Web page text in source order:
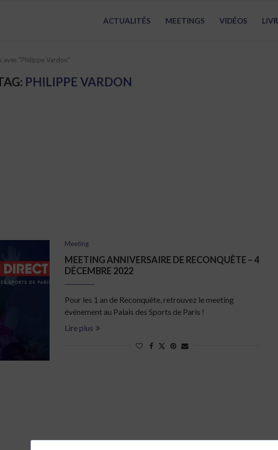
ACTUALITÉS MEETINGS VIDÉOS
avec "Philippe Vardon"
PHILIPPE VARDON
Meeting
MEETING ANNIVERSAIRE DE RECONQUÊTE – 4
DÉCEMBRE 2022
Pour les 1 an de Reconquête, retrouvez le meeting
événement au Palais des Sports de Paris !
Lire plus